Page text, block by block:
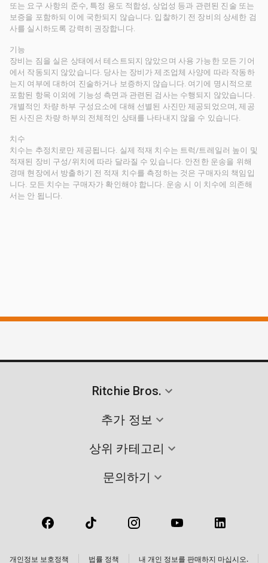
또는 요구 사항의 준수, 특정 용도 적합성, 상업성 등과 관련된 진술 또는
보증을 포함하되 이에 국한되지 않습니다. 입찰하기 전 장비의 상세한 검
사를 실시하도록 강력히 권장합니다.
기능
장비는 짐을 실은 상태에서 테스트되지 않았으며 사용 가능한 모든 기어
에서 작동되지 않았습니다. 당사는 장비가 제조업체 사양에 따라 작동하
는지 여부에 대하여 진술하거나 보증하지 않습니다. 여기에 명시적으로
포함된 항목 이외에 기능성 측면과 관련된 검사는 수행되지 않았습니다.
개별적인 차량 하부 구성요소에 대해 선별된 사진만 제공되었으며, 제공
된 사진은 차량 하부의 전체적인 상태를 나타내지 않을 수 있습니다.
치수
치수는 추정치로만 제공됩니다. 실제 적재 치수는 트럭/트레일러 높이 및
적재된 장비 구성/위치에 따라 달라질 수 있습니다. 안전한 운송을 위해
경매 현장에서 방출하기 전 적재 치수를 측정하는 것은 구매자의 책임입
니다. 모든 치수는 구매자가 확인해야 합니다. 운송 시 이 치수에 의존해
서는 안 됩니다.
Ritchie Bros.
추가 정보
상위 카테고리
문의하기
개인정보 보호정책 법률 정책 내 개인 정보를 판매하지 마십시오.